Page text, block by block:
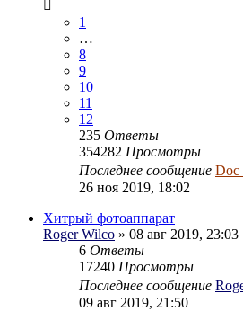
1
…
8
9
10
11
12
235 Ответы
354282 Просмотры
Последнее сообщение Doc
26 ноя 2019, 18:02
Хитрый фотоаппарат
Roger Wilco » 08 авг 2019, 23:03
6 Ответы
17240 Просмотры
Последнее сообщение
09 авг 2019, 21:50